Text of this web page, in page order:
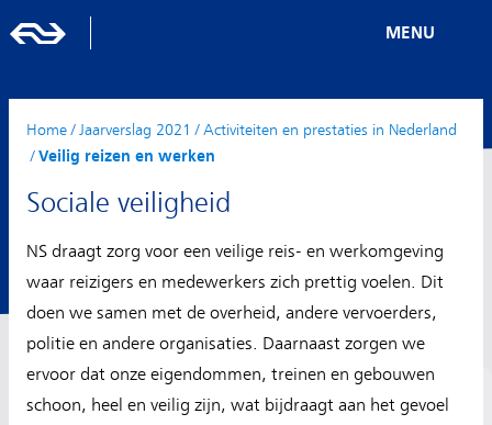
MENU
Home/ Jaarverslag 2021 / Activiteiten en prestaties in Nederland
/Veilig reizen en werken
Sociale veiligheid
NS draagt zorg voor een veilige reis- en werkomgeving
waar reizigers en medewerkers zich prettig voelen. Dit
doen we samen met de overheid, andere vervoerders,
politie en andere organisaties. Daarnaast zorgen we
ervoor dat onze eigendommen, treinen en gebouwen
schoon, heel en veilig zijn, wat bijdraagt aan het gevoel